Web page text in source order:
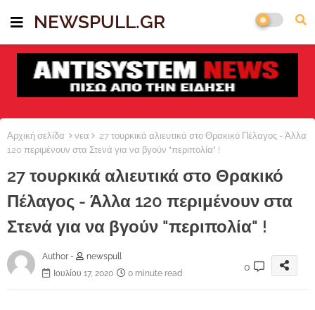
NEWSPULL.GR
Αρχική σελίδα νεα
27 τουρκικά αλιευτικά στο Θρακικό Πέλαγος - Άλλα
120 περιμένουν στα Στενά για να βγούν "περιπολία" !
27 τουρκικά αλιευτικά στο Θρακικό
Πέλαγος - Άλλα 120 περιμένουν στα
Στενά για να βγούν "περιπολία" !
Author -
newspull
Ιουλίου 17, 2020
0 minute read
0